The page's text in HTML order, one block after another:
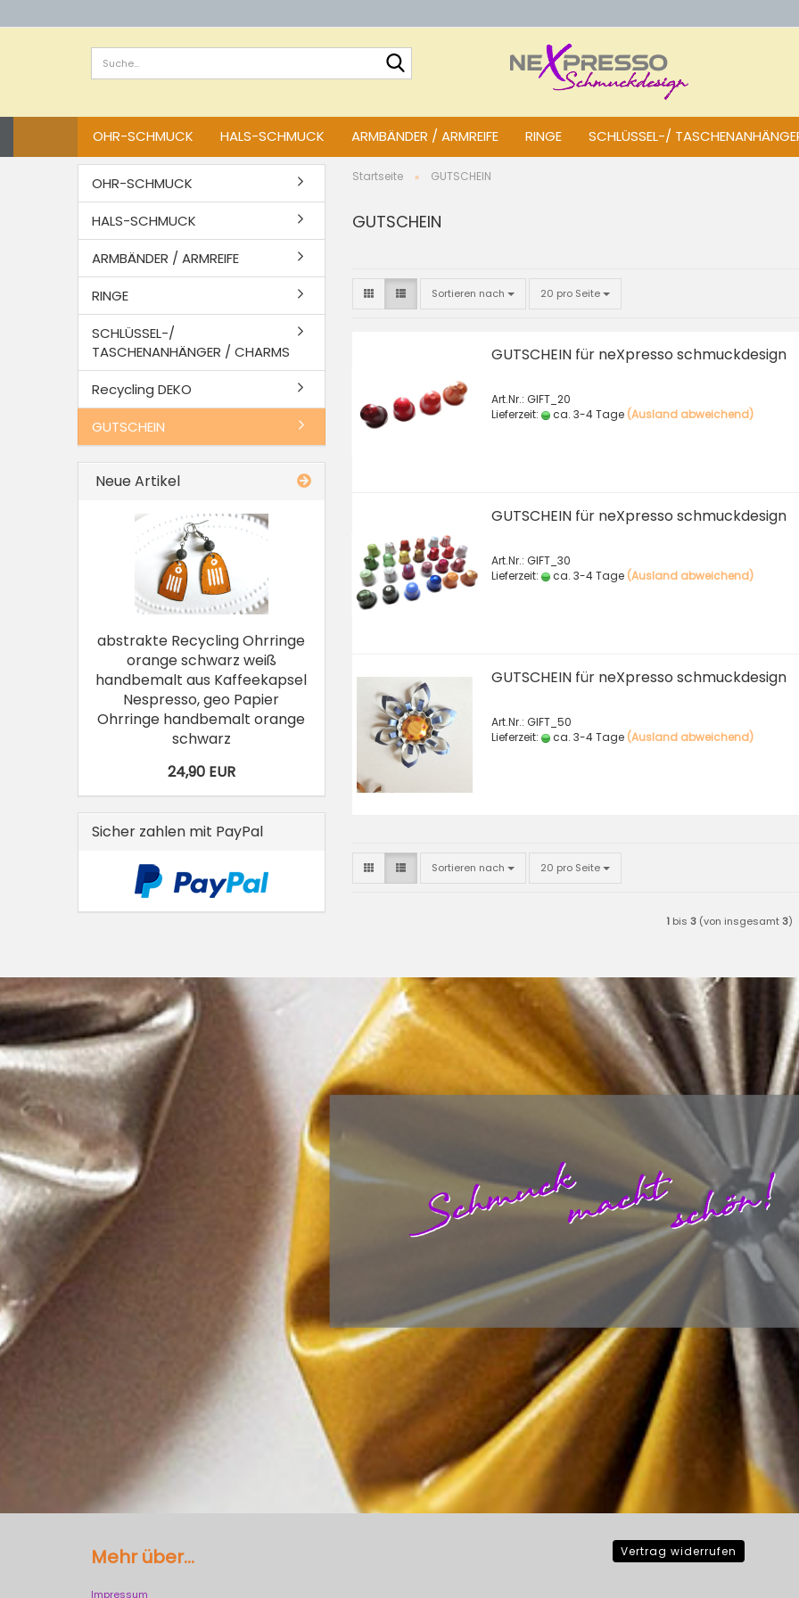
OHR-SCHMUCK HALS-SCHMUCK ARMBÄNDER / ARMREIFE RINGE SCHLÜSSEL-/
Startseite » GUTSCHEIN
GUTSCHEIN
Sortieren nach
Sortieren nach 20 pro Seite
pro Seite
GUTSCHEIN für neXpresso schmuckdesign
Art.Nr.: GIFT_20
Lieferzeit:
ca. 3-4 Tage (Ausland abweichend)
GUTSCHEIN für neXpresso schmuckdesign
Art.Nr.: GIFT_30
Lieferzeit:
ca. 3-4 Tage (Ausland abweichend)
GUTSCHEIN für neXpresso schmuckdesign
Art.Nr.: GIFT_50
Lieferzeit:
ca. 3-4 Tage (Ausland abweichend)
Sortieren nach
Sortieren nach 20 pro Seite
pro Seite
1 bis3 (von insgesamt3)
OHR-SCHMUCK
HALS-SCHMUCK
ARMBÄNDER / ARMREIFE
RINGE
SCHLÜSSEL-/
TASCHENANHÄNGER / CHARMS
Recycling DEKO
GUTSCHEIN
Neue Artikel
abstrakte Recycling Ohrringe
orange schwarz weiß
handbemalt aus Kaffeekapsel
Nespresso, geo Papier
Ohrringe handbemalt orange
schwarz
24,90 EUR
Sicher zahlen mit PayPal
Mehr über...
Impressum
Vertrag widerrufen